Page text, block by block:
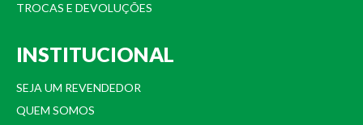
TROCAS E DEVOLUÇÕES
INSTITUCIONAL
SEJA UM REVENDEDOR
QUEM SOMOS